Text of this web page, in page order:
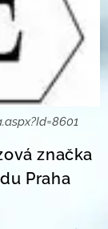
značka
Praha